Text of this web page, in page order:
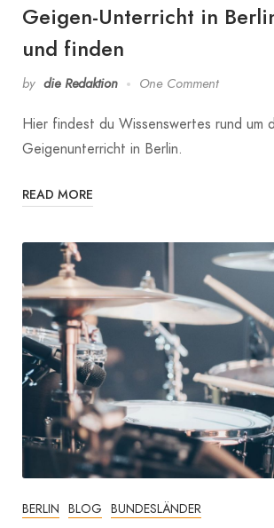
Geigen-Unterricht in
und finden
by die Redaktion One Comment
Hier findest du Wissenswertes rund um
Geigenunterricht in Berlin.
READ MORE
BERLIN BLOG BUNDESLÄNDER